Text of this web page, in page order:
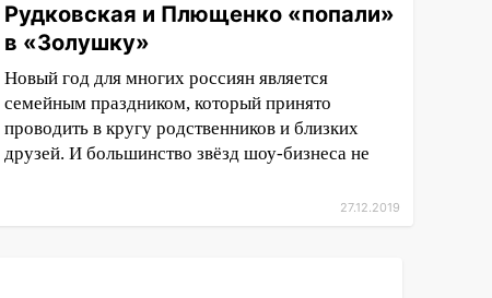
Рудковская и Плющенко «попали»
в «Золушку»
Новый год для многих россиян является
семейным праздником, который принято
проводить в кругу родственников и близких
друзей. И большинство звёзд шоу-бизнеса не
27.12.2019